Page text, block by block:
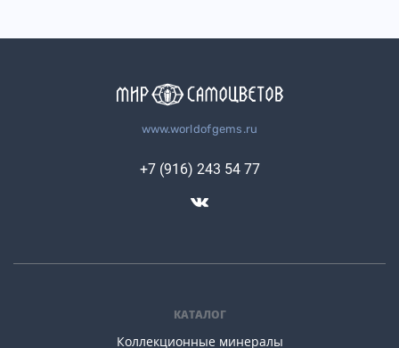
www.worldofgems.ru
КАТАЛОГ
Коллекционные минералы
+7 (916) 243 54 77